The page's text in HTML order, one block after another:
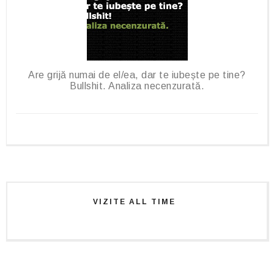
Are grijă numai de el/ea, dar te iubește pe tine?
Bullshit. Analiza necenzurată.
VIZITE ALL TIME